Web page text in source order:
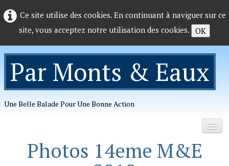
Ce site utilise des cookies. En continuant à naviguer sur ce
site, vous acceptez notre utilisation des cookies. OK
Par Monts & Eaux
Une Belle Balade Pour Une Bonne Action
AccueilPhotos 14eme M&E